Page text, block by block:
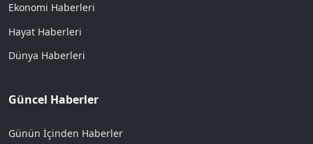
Ekonomi Haberleri
Hayat Haberleri
Dünya Haberleri
Güncel Haberler
Günün İçinden Haberler